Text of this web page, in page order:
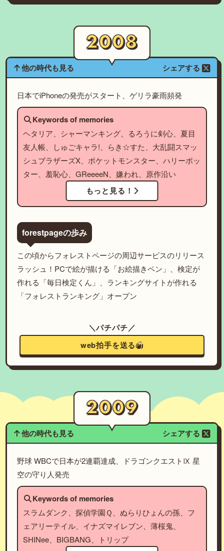
他の時代も見る シェアする
日本でiPhoneの発売がスタート、ゲリラ豪雨頻発
Keywords of memories
ヘタリア、シャーマンキング、るろうに剣心、夏目
友人帳、しゅごキャラ!、らき☆すた、大乱闘スマッ
シュブラザーズX、ポケットモンスター、ハリーポッ
ター、羞恥心、GReeeeN、嫌われ、原作沿い
もっと見る！
forestpageの歩み
この頃からフォレストページの周辺サービスのリリース
ラッシュ！PCで絵が描ける「お絵描きペン」、検定が
作れる「毎日検定くん」、ランキングサイトが作れる
「フォレストランキング」オープン
＼パチパチ／
web拍手を送る
他の時代も見る シェアする
野球 WBCで日本が2連覇達成、ドラゴンクエストⅨ 星
空の守り人発売
Keywords of memories
スラムダンク、探偵学園Ｑ、ぬらりひょんの孫、フ
ェアリーテイル、イナズマイレブン、薄桜鬼、
SHINee、BIGBANG、トリップ